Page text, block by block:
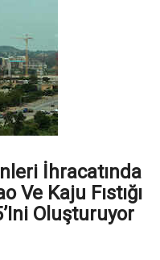
İhracatında
Ve Kaju Fıstığı
Oluşturuyor